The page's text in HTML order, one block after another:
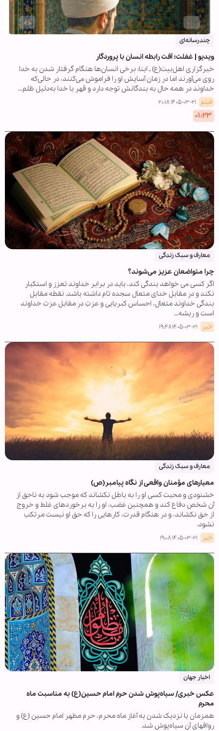
چندرسانه‌ای
ویدیو | غفلت؛ آفت رابطه انسان با پروردگار
خبرگزاری اهل‌بیت(ع) ـ ابنا: برخی انسان‌ها هنگام گرفتار شدن به خدا
روی می‌آورند اما در زمان آسایش او را فراموش می‌کنند، در حالی‌که
خداوند در همه حال به بندگانش توجه دارد و قهر با خدا به‌دلیل ظلم…
فیلم ۱۴۰۵-۰۳-۲۱ ۲۰:۱۸
۰۱:۲۳
معارف و سبک زندگی
چرا متواضعان عزیز می‌شوند؟
اگر کسی می خواهد بندگی کند، باید در برابر خداوند تعزز و استکبار
نکند و در مقابل خدای متعال سجده تام داشته باشد. نقطه مقابل
بندگی خداوند متعال، احساس کبریایی و عزتِ در مقابل عزت خداوند
است و ریشه…
خبر ۱۴۰۵-۰۳-۲۱ ۱۹:۴۸
معارف و سبک زندگی
معیارهای مؤمنان واقعی از نگاه پیامبر(ص)
خشنودی و محبت کسی او را به باطل نکشاند که موجب شود به ناحق از
آن شخص دفاع کند و همچنین غضب، او را به برخوردهای غلط و خروج
از حق نکشاند، و در هنگام قدرت، کارهایی را که حق او نیست مرتکب
نشود.
خبر ۱۴۰۵-۰۳-۲۱ ۱۹:۰۸
اخبار جهان
عکس خبری/ سیاه‌پوش شدن حرم امام حسین(ع) به مناسبت ماه
محرم
همزمان با نزدیک شدن به آغاز ماه محرم، حرم مطهر امام حسین (ع) و
رواقهای آن سیاه‌پوش شد.